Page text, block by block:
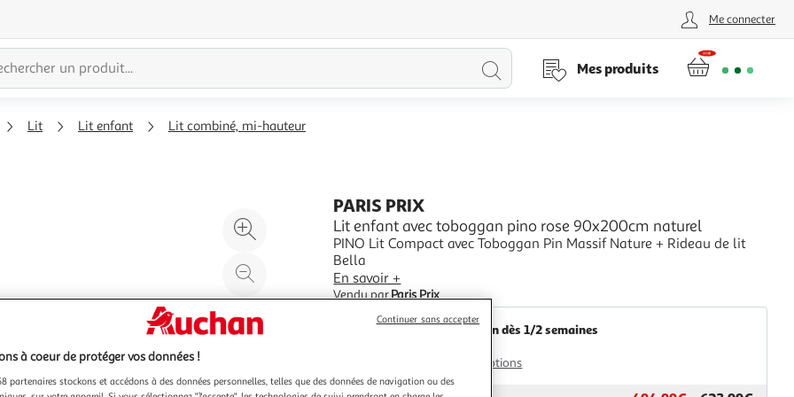
Me connecter
Lancer
Mes produits
Lit Lit enfant Lit combiné, mi-hauteur
Agrandir
l'illustration
200%
l'illustration
à
100
Partager
le
PARIS PRIX
Lit enfant avec toboggan pino rose 90x200cm naturel
PINO Lit Compact avec Toboggan Pin Massif Nature + Rideau de lit
Bella
En savoir +
Vendu parParis Prix
Livraison dès 1/2 semaines
Plus d'options
à coeur de protéger vos données !
partenaires stockons et accédons à des données personnelles, telles que des données de navigation ou des
Continuer sans accepter